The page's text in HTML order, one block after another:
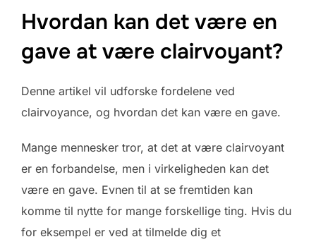
Hvordan kan det være en
gave at være clairvoyant?
Denne artikel vil udforske fordelene ved
clairvoyance, og hvordan det kan være en gave.
Mange mennesker tror, at det at være clairvoyant
er en forbandelse, men i virkeligheden kan det
være en gave. Evnen til at se fremtiden kan
komme til nytte for mange forskellige ting. Hvis du
for eksempel er ved at tilmelde dig et